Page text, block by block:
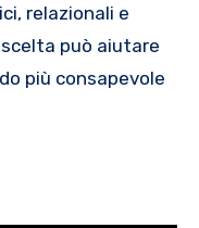
relazionali e
può aiutare
più consapevole